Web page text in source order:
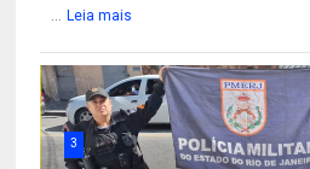
Leia mais
3